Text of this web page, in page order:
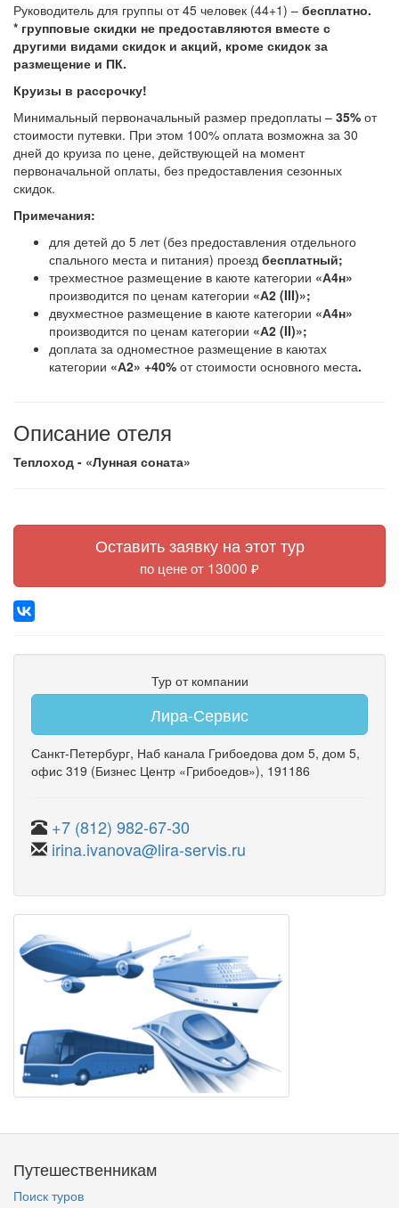
Руководитель для группы от 45 человек (44+1) – бесплатно.
* групповые скидки не предоставляются вместе с
другими видами скидок и акций, кроме скидок за
размещение и ПК.
Круизы в рассрочку!
Минимальный первоначальный размер предоплаты – 35% от
стоимости путевки. При этом 100% оплата возможна за 30
дней до круиза по цене, действующей на момент
первоначальной оплаты, без предоставления сезонных
скидок.
Примечания:
для детей до 5 лет (без предоставления отдельного
спального места и питания) проезд бесплатный;
трехместное размещение в каюте категории «А4н»
производится по ценам категории «А2 (III)»;
двухместное размещение в каюте категории «А4н»
производится по ценам категории «А2 (II)»;
доплата за одноместное размещение в каютах
категории «А2» +40% от стоимости основного места.
Описание отеля
Теплоход - «Лунная соната»
Оставить заявку на этот тур
по цене от 13000 ₽
Тур от компании
Лира-Сервис
Санкт-Петербург, Наб канала Грибоедова дом 5, дом 5,
офис 319 (Бизнес Центр «Грибоедов»), 191186
+7 (812) 982-67-30
irina.ivanova@lira-servis.ru
Путешественникам
Поиск туров